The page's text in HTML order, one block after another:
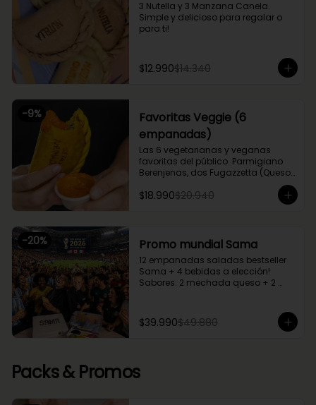
3 Nutella y 3 Manzana Canela.
Simple y delicioso para regalar o
para ti!
$12.990$14.340
-9%
Favoritas Veggie (6
empanadas)
Las 6 vegetarianas y veganas
favoritas del público. Parmigiano
Berenjenas, dos Fugazzetta (Queso
Chupe Palmitos, Margherita. Una
caja perfecta para compartir entre
$18.990$20.940
-20% Promo mundial Sama
12 empanadas saladas bestseller
Sama + 4 bebidas a elección!
Sabores: 2 mechada queso + 2
palmitos
$39.990$49.880
Packs & Promos